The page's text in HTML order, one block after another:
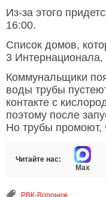
Из-за этого
16:00.
Список домов,
3
Коммунальщики
воды трубы
контакте с
поэтому после
Но трубы промоют,
Читайте нас:
Max